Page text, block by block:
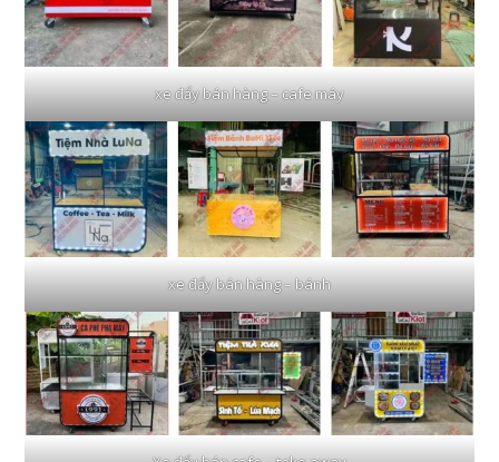
xe đẩy bán hàng – cafe máy
xe đẩy bán hàng – bánh